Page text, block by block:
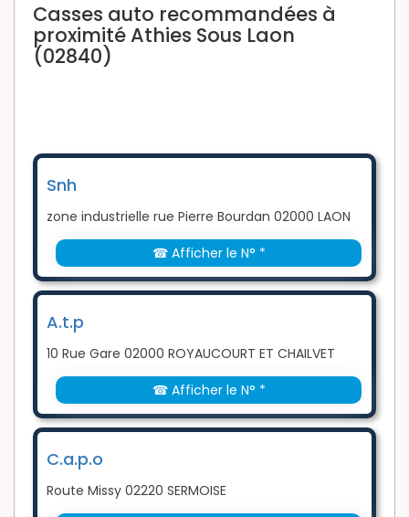
Casses auto recommandées à
proximité Athies Sous Laon
(02840)
Snh
zone industrielle rue Pierre Bourdan 02000 LAON
☎ Afficher le N° *
A.t.p
10 Rue Gare 02000 ROYAUCOURT ET CHAILVET
☎ Afficher le N° *
C.a.p.o
Route Missy 02220 SERMOISE